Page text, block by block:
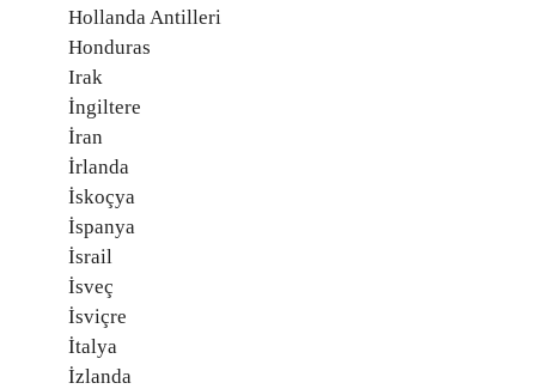
Hollanda Antilleri
Honduras
Irak
İngiltere
İran
İrlanda
İskoçya
İspanya
İsrail
İsveç
İsviçre
İtalya
İzlanda